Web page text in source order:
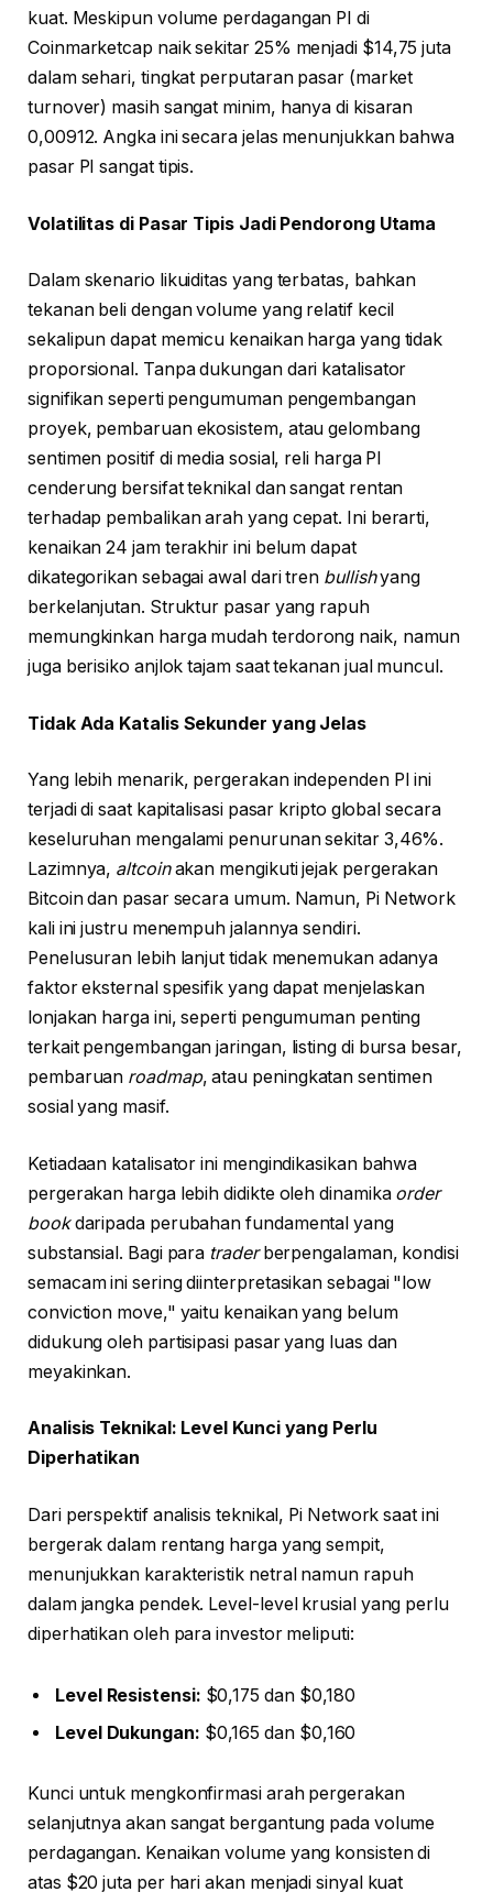
kuat. Meskipun volume perdagangan PI di
Coinmarketcap naik sekitar 25% menjadi $14,75 juta
dalam sehari, tingkat perputaran pasar (market
turnover) masih sangat minim, hanya di kisaran
0,00912. Angka ini secara jelas menunjukkan bahwa
pasar PI sangat tipis.
Volatilitas di Pasar Tipis Jadi Pendorong Utama
Dalam skenario likuiditas yang terbatas, bahkan
tekanan beli dengan volume yang relatif kecil
sekalipun dapat memicu kenaikan harga yang tidak
proporsional. Tanpa dukungan dari katalisator
signifikan seperti pengumuman pengembangan
proyek, pembaruan ekosistem, atau gelombang
sentimen positif di media sosial, reli harga PI
cenderung bersifat teknikal dan sangat rentan
terhadap pembalikan arah yang cepat. Ini berarti,
kenaikan 24 jam terakhir ini belum dapat
dikategorikan sebagai awal dari tren bullishyang
berkelanjutan. Struktur pasar yang rapuh
memungkinkan harga mudah terdorong naik, namun
juga berisiko anjlok tajam saat tekanan jual muncul.
Tidak Ada Katalis Sekunder yang Jelas
Yang lebih menarik, pergerakan independen PI ini
terjadi di saat kapitalisasi pasar kripto global secara
keseluruhan mengalami penurunan sekitar 3,46%.
Lazimnya, altcoinakan mengikuti jejak pergerakan
Bitcoin dan pasar secara umum. Namun, Pi Network
kali ini justru menempuh jalannya sendiri.
Penelusuran lebih lanjut tidak menemukan adanya
faktor eksternal spesifik yang dapat menjelaskan
lonjakan harga ini, seperti pengumuman penting
terkait pengembangan jaringan, listing di bursa besar,
pembaruan roadmap, atau peningkatan sentimen
sosial yang masif.
Ketiadaan katalisator ini mengindikasikan bahwa
pergerakan harga lebih didikte oleh dinamika order
bookdaripada perubahan fundamental yang
substansial. Bagi para traderberpengalaman, kondisi
semacam ini sering diinterpretasikan sebagai "low
conviction move," yaitu kenaikan yang belum
didukung oleh partisipasi pasar yang luas dan
meyakinkan.
Analisis Teknikal: Level Kunci yang Perlu
Diperhatikan
Dari perspektif analisis teknikal, Pi Network saat ini
bergerak dalam rentang harga yang sempit,
menunjukkan karakteristik netral namun rapuh
dalam jangka pendek. Level-level krusial yang perlu
diperhatikan oleh para investor meliputi:
Level Resistensi: $0,175 dan $0,180
Level Dukungan: $0,165 dan $0,160
Kunci untuk mengkonfirmasi arah pergerakan
selanjutnya akan sangat bergantung pada volume
perdagangan. Kenaikan volume yang konsisten di
atas $20 juta per hari akan menjadi sinyal kuat